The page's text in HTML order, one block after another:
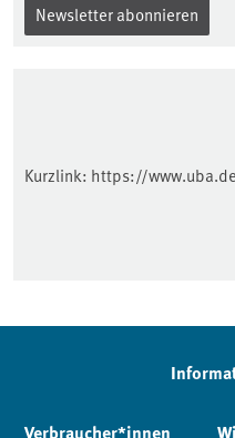
Newsletter abonnieren
Kurzlink: https://
Verbraucher*innen